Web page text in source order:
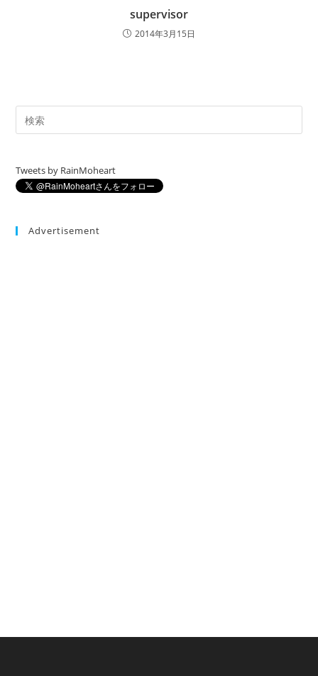
supervisor
2014年3月15日
Tweets by RainMoheart
Advertisement